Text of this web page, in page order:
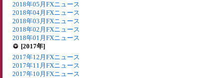
2018年05月FXニュース
2018年04月FXニュース
2018年03月FXニュース
2018年02月FXニュース
2018年01月FXニュース
[2017年]
2017年12月FXニュース
2017年11月FXニュース
2017年10月FXニュース